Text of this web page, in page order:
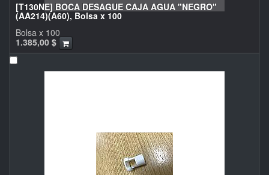
[T130NE] BOCA DESAGUE CAJA AGUA "NEGRO"
(AA214)(A60), Bolsa x 100
1.385,00 $
Bolsa x 100